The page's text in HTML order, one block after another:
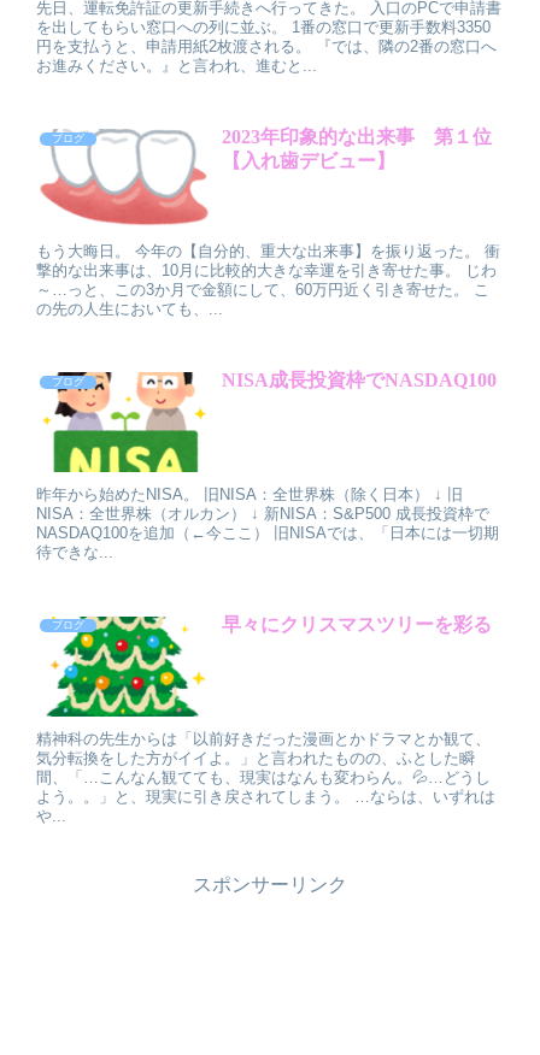
先日、運転免許証の更新手続きへ行ってきた。 入口のPCで申請書
を出してもらい窓口への列に並ぶ。 1番の窓口で更新手数料3350
円を支払うと、申請用紙2枚渡される。 『では、隣の2番の窓口へ
お進みください。』と言われ、進むと...
ブログ
2023年印象的な出来事 第１位
【入れ歯デビュー】
もう大晦日。 今年の【自分的、重大な出来事】を振り返った。 衝
撃的な出来事は、10月に比較的大きな幸運を引き寄せた事。 じわ
～…っと、この3か月で金額にして、60万円近く引き寄せた。 こ
の先の人生においても、...
ブログ NISA成長投資枠でNASDAQ100
昨年から始めたNISA。 旧NISA：全世界株（除く日本） ↓ 旧
NISA：全世界株（オルカン） ↓ 新NISA：S&P500 成長投資枠で
NASDAQ100を追加（←今ここ） 旧NISAでは、「日本には一切期
待できな...
ブログ 早々にクリスマスツリーを彩る
精神科の先生からは「以前好きだった漫画とかドラマとか観て、
気分転換をした方がイイよ。」と言われたものの、ふとした瞬
間、「…こんなん観てても、現実はなんも変わらん。💦…どうし
よう。。」と、現実に引き戻されてしまう。 …ならは、いずれは
や...
スポンサーリンク